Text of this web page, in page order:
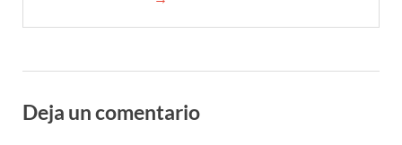
Deja un comentario